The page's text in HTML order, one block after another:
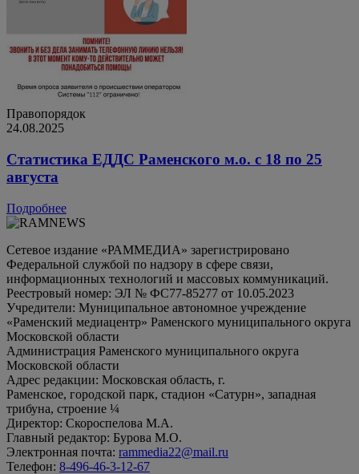
Правопорядок
24.08.2025
Статистика ЕДДС Раменского м.о. с 18 по 25
августа
Подробнее
Сетевое издание «РАММЕДИА» зарегистрировано
Федеральной службой по надзору в сфере связи,
информационных технологий и массовых коммуникаций.
Реестровый номер: ЭЛ № ФС77-85277 от 10.05.2023
Учредители: Муниципальное автономное учреждение
«Раменский медиацентр» Раменского муниципального округа
Московской области
Администрация Раменского муниципального округа
Московской области
Адрес редакции: Московская область, г.
Раменское, городской парк, стадион «Сатурн», западная
трибуна, строение ¼
Директор: Скороспелова М.А.
Главный редактор: Бурова М.О.
Электронная почта: rammedia22@mail.ru
Телефон: 8-496-46-3-12-67